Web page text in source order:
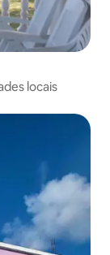
locais